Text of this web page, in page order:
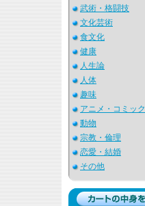
武術・格闘技
文化芸術
食文化
健康
人生論
人体
趣味
アニメ・コミック
動物
宗教・倫理
恋愛・結婚
その他